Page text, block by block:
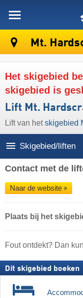
Mt.
Het skigebied
skigebied is
Lift Mt.
Lift van hetskigebied
Skigebied/liften
Contact met de
Naar de website
Plaats bij het
Fout ontdekt? Dan
Dit skigebied boeken